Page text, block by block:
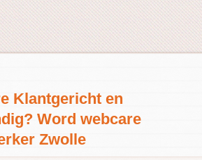
Klantgericht en
Word webcare
Zwolle